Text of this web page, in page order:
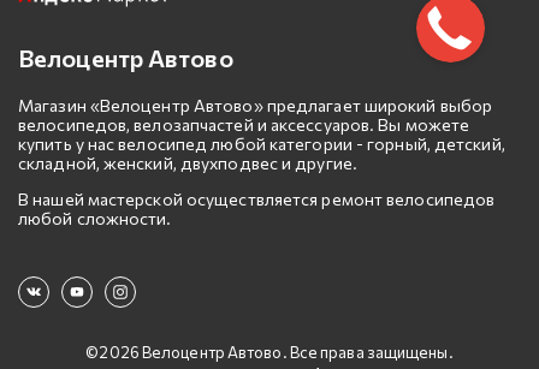
Велоцентр Автово
Магазин «Велоцентр Автово» предлагает широкий выбор
велосипедов, велозапчастей и аксессуаров. Вы можете
купить у нас велосипед любой категории - горный, детский,
складной, женский, двухподвес и другие.
В нашей мастерской осуществляется ремонт велосипедов
любой сложности.
©2026 Велоцентр Автово. Все права защищены.